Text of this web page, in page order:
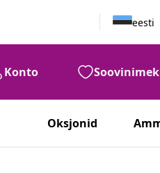
eesti
Konto
Oksjonid